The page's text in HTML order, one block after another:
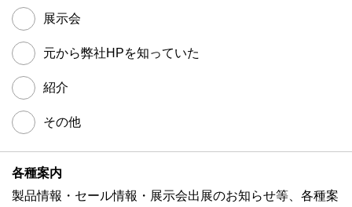
展示会
元から弊社HPを知っていた
紹介
その他
各種案内
製品情報・セール情報・展示会出展のお知らせ等、各種案